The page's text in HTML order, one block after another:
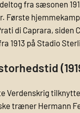
fra sæsonen
Første
di Caprara, siden
1913 på Stadio
Verdenskrig
træner Hermann